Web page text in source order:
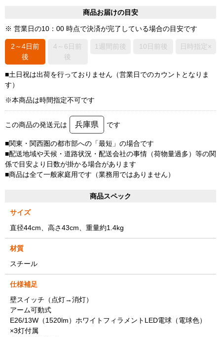
商品お届けの目安
※ 営業日の10：00 時点で決済が完了している場合の目安です
2～4日前
後
4～6日前
後
1週間前後 10日前後 日時指定×
■土日祝は出荷を行っておりません（営業日でのカウントとなりま
す）
※本商品は時間指定不可です
この商品の発送元は 兵庫県 です
■関東・関西圏の都市部への「最短」の場合です
■配送地域や天候・道路状況・配送会社の事情（荷物量過多）等の関
係で目安より日数が掛かる場合があります
■商品は全て一般家庭用です（業務用ではありません）
商品スペック
サイズ
直径44cm、高さ43cm、重量約1.4kg
材質
スチール
仕様補足
壁スイッチ（点灯→消灯）
アーム可動式
E26/13W（1520lm）ホワイトフィラメントLED電球（電球色）
×3灯付属